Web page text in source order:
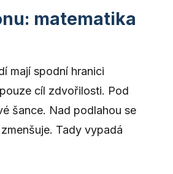
matematika
mají spodní hranici
cíl zdvořilosti. Pod
šance. Nad podlahou se
Tady vypadá